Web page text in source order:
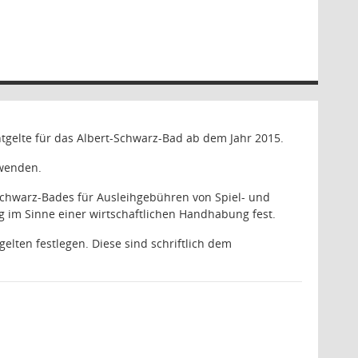
für das Albert-Schwarz-Bad ab dem Jahr 2015.
Bades für Ausleihgebühren von Spiel- und
Sinne einer wirtschaftlichen Handhabung fest.
festlegen. Diese sind schriftlich dem